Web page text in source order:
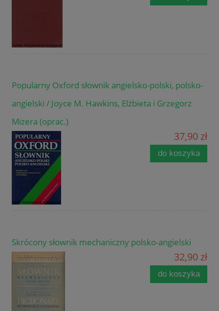
Popularny Oxford słownik angielsko-polski, polsko-
angielski / Joyce M. Hawkins, Elżbieta i Grzegorz
Mizera (oprac.)
37,90 zł
do koszyka
Skrócony słownik mechaniczny polsko-angielski
32,90 zł
do koszyka